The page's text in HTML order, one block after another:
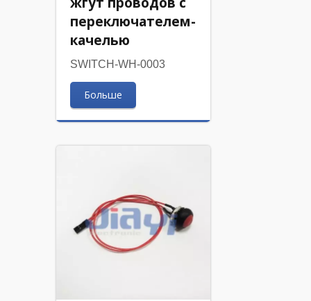
переключателем-
качелью
SWITCH-WH-0003
Больше